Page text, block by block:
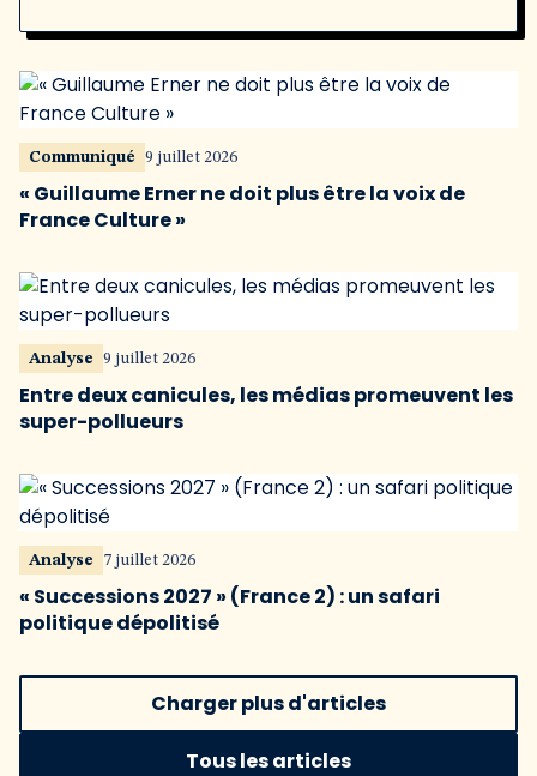
Communiqué 9 juillet 2026
« Guillaume Erner ne doit plus être la voix de
France Culture »
Analyse 9 juillet 2026
Entre deux canicules, les médias promeuvent les
super-pollueurs
Analyse 7 juillet 2026
« Successions 2027 » (France 2) : un safari
politique dépolitisé
Charger plus d'articles
Tous les articles